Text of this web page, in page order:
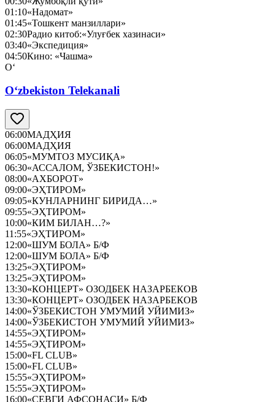
01:10«Надомат»
01:45«Тошкент манзиллари»
02:30Радио китоб:«Улуғбек хазинаси»
03:40«Экспедиция»
04:50Кино: «Чашма»
O‘
O‘zbekiston Telekanali
06:00МАДҲИЯ
06:00МАДҲИЯ
06:05«МУМТОЗ МУСИҚА»
06:30«АССАЛОМ, ЎЗБЕКИСТОН!»
08:00«АХБОРОТ»
09:00«ЭҲТИРОМ»
09:05«КУНЛАРНИНГ БИРИДА…»
09:55«ЭҲТИРОМ»
10:00«КИМ БИЛАН…?»
11:55«ЭҲТИРОМ»
12:00«ШУМ БОЛА» Б/Ф
12:00«ШУМ БОЛА» Б/Ф
13:25«ЭҲТИРОМ»
13:25«ЭҲТИРОМ»
13:30«КОНЦЕРТ» ОЗОДБЕК НАЗАРБЕКОВ
13:30«КОНЦЕРТ» ОЗОДБЕК НАЗАРБЕКОВ
14:00«ЎЗБЕКИСТОН УМУМИЙ УЙИМИЗ»
14:00«ЎЗБЕКИСТОН УМУМИЙ УЙИМИЗ»
14:55«ЭҲТИРОМ»
14:55«ЭҲТИРОМ»
15:00«FL CLUB»
15:00«FL CLUB»
15:55«ЭҲТИРОМ»
15:55«ЭҲТИРОМ»
16:00«СЕВГИ АФСОНАСИ» Б/Ф